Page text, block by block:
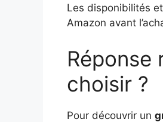
Les disponibilités
Amazon avant
Réponse
choisir ?
Pour découvrir un